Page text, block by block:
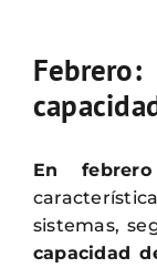
En febrero
sistemas,
capacidad